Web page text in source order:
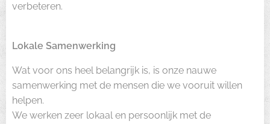
verbeteren.
Lokale Samenwerking
Wat voor ons heel belangrijk is, is onze nauwe
samenwerking met de mensen die we vooruit willen
helpen.
We werken zeer lokaal en persoonlijk met de